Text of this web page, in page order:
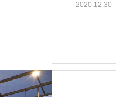
2020.12.30